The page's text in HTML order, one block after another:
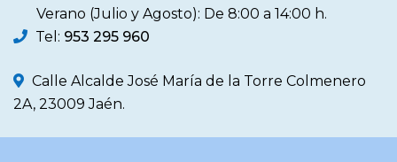
Verano (Julio y Agosto): De 8:00 a 14:00 h.
Tel: 953 295 960
Calle Alcalde José María de la Torre Colmenero
2A, 23009 Jaén.